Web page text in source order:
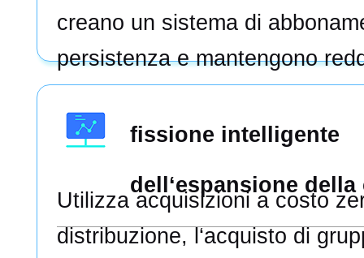
creano un sistema di
persistenza e mantengono
fissione intelligente
dell‘espansione
Utilizza acquisizioni a costo
distribuzione, l‘acquisto di